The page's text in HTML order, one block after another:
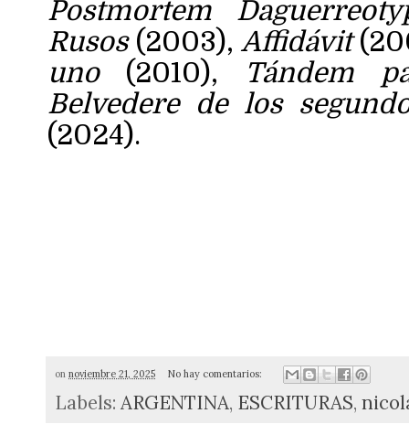
Postmortem
Rusos(2003),Affidávit
uno(2010),
Tándem
Belvedere de los
(2024).
on noviembre 21, 2025 No hay comentarios:
Labels: ARGENTINA, ESCRITURAS,